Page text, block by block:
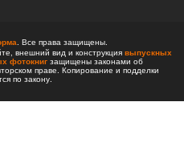
. Все права защищены.
внешний вид и конструкция выпускных
фотокнигзащищены законами об
праве. Копирование и подделки
по закону.